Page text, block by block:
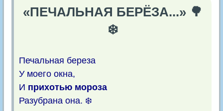
«ПЕЧАЛЬНАЯ БЕРЁЗА...» 🌳
❄️
Печальная береза
У моего окна,
И прихотью мороза
Разубрана она. ❄️